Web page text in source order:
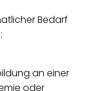
Bedarf
an einer
oder